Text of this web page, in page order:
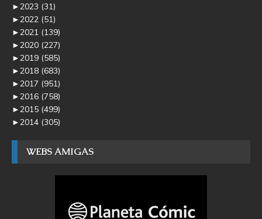
►2023 (31)
►2022 (51)
►2021 (139)
►2020 (227)
►2019 (585)
►2018 (683)
►2017 (951)
►2016 (758)
►2015 (499)
►2014 (305)
WEBS AMIGAS